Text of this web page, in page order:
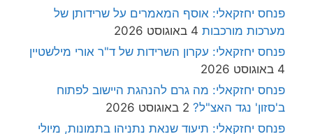
פנחס יחזקאלי: אוסף המאמרים על שרידותן של
מערכות מורכבות 4 באוגוסט 2026
פנחס יחזקאלי: עקרון השרידות של ד"ר אורי מילשטיין
4 באוגוסט 2026
פנחס יחזקאלי: מה גרם להנהגת היישוב לפתוח
ב'סזון' נגד האצ"ל? 2 באוגוסט 2026
פנחס יחזקאלי: תיעוד שנאת נתניהו בתמונות, מיולי